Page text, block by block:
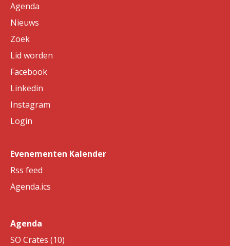
Agenda
Nieuws
Zoek
Lid worden
Facebook
Linkedin
Instagram
Login
Evenementen Kalender
Rss feed
Agenda.ics
Agenda
SO Crates (10)